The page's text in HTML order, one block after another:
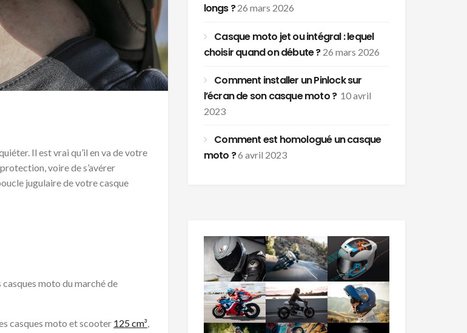
Il est vrai qu’il en va de votre
voire de s’avérer
jugulaire de votre casque
moto du marché de
casques moto et scooter 125 cm³,
longs ? 26 mars 2026
Casque moto jet ou intégral : lequel
choisir quand on débute ? 26 mars 2026
Comment installer un Pinlock sur
l’écran de son casque moto ? 10 avril
2023
Comment est homologué un casque
moto ?6 avril 2023